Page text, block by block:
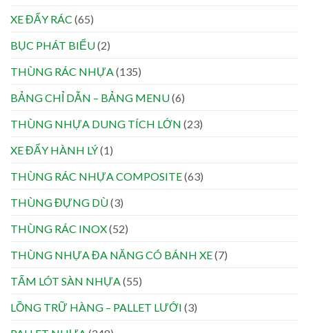
XE ĐẨY RÁC (65)
BỤC PHÁT BIỂU(2)
THÙNG RÁC NHỰA (135)
BẢNG CHỈ DẪN – BẢNG MENU(6)
THÙNG NHỰA DUNG TÍCH LỚN (23)
XE ĐẨY HÀNH LÝ(1)
THÙNG RÁC NHỰA COMPOSITE(63)
THÙNG ĐỰNG DÙ(3)
THÙNG RÁC INOX(52)
THÙNG NHỰA ĐA NĂNG CÓ BÁNH XE(7)
TẤM LÓT SÀN NHỰA (55)
LỒNG TRỮ HÀNG – PALLET LƯỚI (3)